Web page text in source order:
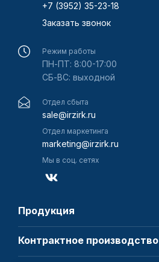
+7 (3952) 35-23-18
Заказать звонок
Режим работы
ПН-ПТ: 8:00-17:00
СБ-ВС: выходной
Отдел сбыта
sale@irzirk.ru
Отдел маркетинга
marketing@irzirk.ru
Мы в соц. сетях
Продукция
Контрактное производство